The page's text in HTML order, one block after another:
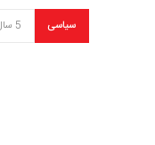
سیاسی 5 سال قبل